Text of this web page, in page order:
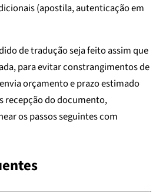
(apostila, autenticação em
de tradução seja feito assim que
para evitar constrangimentos de
orçamento e prazo estimado
recepção do documento,
os passos seguintes com